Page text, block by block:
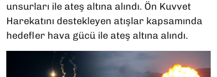
unsurları ile ateş altına alındı. Ön Kuvvet
Harekatını destekleyen atışlar kapsamında
hedefler hava gücü ile ateş altına alındı.